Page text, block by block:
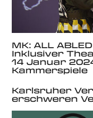
MK: ALL
Inklusiver
14 Januar
Kammerspiele
Karlsruher
erschweren